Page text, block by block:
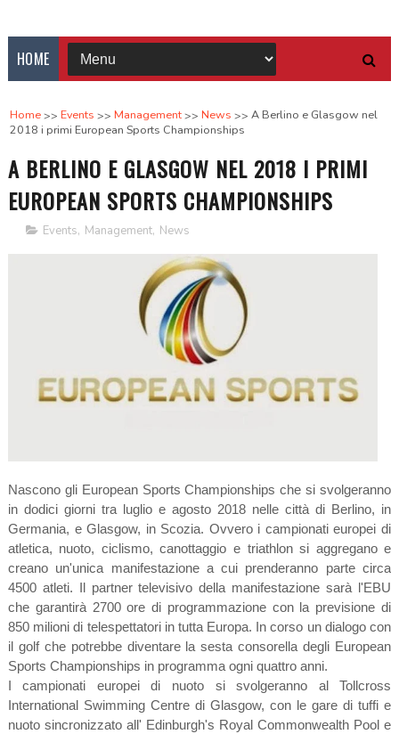
HOME
Home Events Management News
A Berlino e Glasgow nel
2018 i primi European Sports Championships
A BERLINO E GLASGOW NEL 2018 I PRIMI
EUROPEAN SPORTS CHAMPIONSHIPS
Events, Management, News
Nascono gli European Sports Championships che si svolgeranno
in dodici giorni tra luglio e agosto 2018 nelle città di Berlino, in
Germania, e Glasgow, in Scozia. Ovvero i campionati europei di
atletica, nuoto, ciclismo, canottaggio e triathlon si aggregano e
creano un'unica manifestazione a cui prenderanno parte circa
4500 atleti. Il partner televisivo della manifestazione sarà l'EBU
che garantirà 2700 ore di programmazione con la previsione di
850 milioni di telespettatori in tutta Europa. In corso un dialogo con
il golf che potrebbe diventare la sesta consorella degli European
Sports Championships in programma ogni quattro anni.
I campionati europei di nuoto si svolgeranno al Tollcross
International Swimming Centre di Glasgow, con le gare di tuffi e
nuoto sincronizzato all' Edinburgh's Royal Commonwealth Pool e